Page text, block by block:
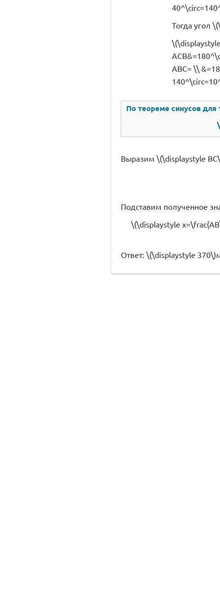
Тогда угол
ABC= \\
По теореме синусов
Выразим \(\displaystyle
Подставим полученное
\(\displaystyle
Ответ: \(\displaystyle